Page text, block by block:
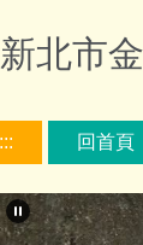
到
主
內
容
區
新北市
::: 回首頁